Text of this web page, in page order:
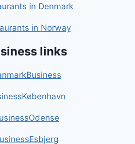
in Denmark
in Norway
links